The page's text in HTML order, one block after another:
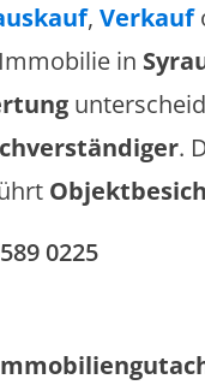
, Verkauf
in
.
0225